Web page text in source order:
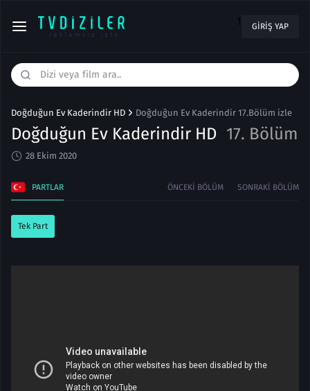
1 GIRIŞ YAP
Doğduğun Ev Kaderindir HD Doğduğun Ev Kaderindir 17.Bölüm izle
Doğduğun Ev Kaderindir HD 17. Bölüm
28 Ekim 2020
PARTLAR ÖNCEKI BÖLÜM SONRAKI BÖLÜM
Tek Part